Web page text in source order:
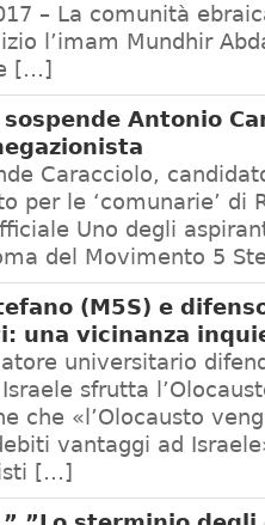
– La comunità
l’imam Mundhir
[…]
sospende Antonio
Caracciolo,
per le ‘comunarie’ di
Uno degli
del Movimento 5
(M5S) e
una vicinanza
universitario
sfrutta
che «l’Olocausto
vantaggi ad
[…]